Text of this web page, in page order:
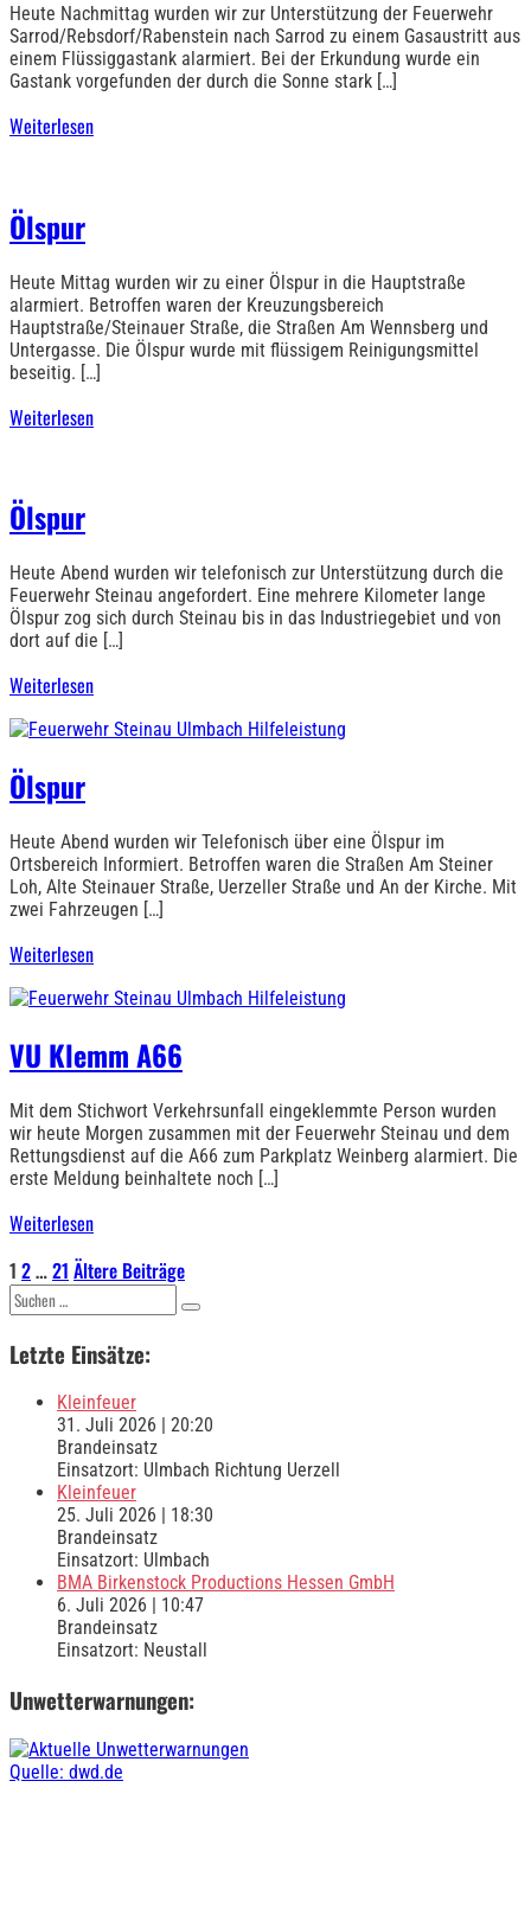
Heute Nachmittag wurden wir zur Unterstützung der Feuerwehr
Sarrod/Rebsdorf/Rabenstein nach Sarrod zu einem Gasaustritt aus
einem Flüssiggastank alarmiert. Bei der Erkundung wurde ein
Gastank vorgefunden der durch die Sonne stark […]
Weiterlesen
Ölspur
Heute Mittag wurden wir zu einer Ölspur in die Hauptstraße
alarmiert. Betroffen waren der Kreuzungsbereich
Hauptstraße/Steinauer Straße, die Straßen Am Wennsberg und
Untergasse. Die Ölspur wurde mit flüssigem Reinigungsmittel
beseitig. […]
Weiterlesen
Ölspur
Heute Abend wurden wir telefonisch zur Unterstützung durch die
Feuerwehr Steinau angefordert. Eine mehrere Kilometer lange
Ölspur zog sich durch Steinau bis in das Industriegebiet und von
dort auf die […]
Weiterlesen
Ölspur
Heute Abend wurden wir Telefonisch über eine Ölspur im
Ortsbereich Informiert. Betroffen waren die Straßen Am Steiner
Loh, Alte Steinauer Straße, Uerzeller Straße und An der Kirche. Mit
zwei Fahrzeugen […]
Weiterlesen
VU Klemm A66
Mit dem Stichwort Verkehrsunfall eingeklemmte Person wurden
wir heute Morgen zusammen mit der Feuerwehr Steinau und dem
Rettungsdienst auf die A66 zum Parkplatz Weinberg alarmiert. Die
erste Meldung beinhaltete noch […]
Weiterlesen
Seitennummerierung
der
Beiträge
1 2…21 Ältere Beiträge
Suchen
nach:
Letzte Einsätze:
Kleinfeuer
31. Juli 2026
20:20
Brandeinsatz
Einsatzort: Ulmbach Richtung Uerzell
Kleinfeuer
25. Juli 2026
18:30
Brandeinsatz
Einsatzort: Ulmbach
BMA Birkenstock Productions Hessen GmbH
6. Juli 2026
10:47
Brandeinsatz
Einsatzort: Neustall
Unwetterwarnungen:
Quelle: dwd.de